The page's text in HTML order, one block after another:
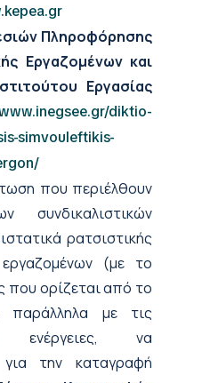
Πληροφόρησης
Εργαζομένων και
Εργασίας
diktio-
simvouleftikis-
που περιέλθουν
ρατσιστικής
(με το
που ορίζεται από το
παράλληλα με τις
να
για την καταγραφή